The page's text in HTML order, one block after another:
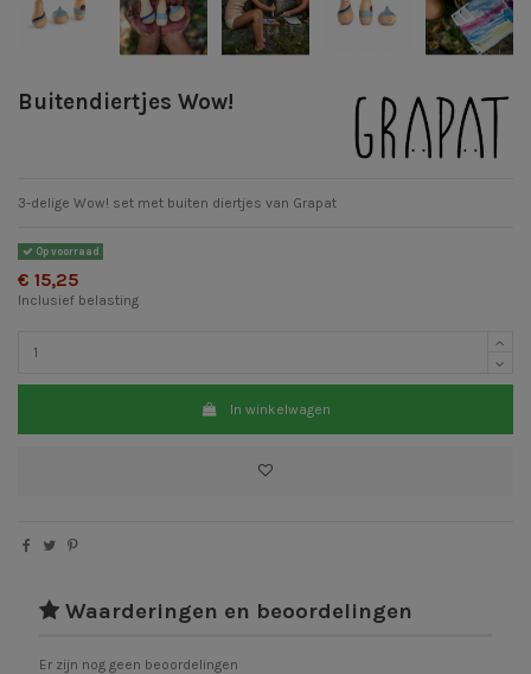
Buitendiertjes Wow!
3-delige Wow! set met buiten diertjes van Grapat
Op voorraad
€ 15,25
Inclusief belasting
In winkelwagen
Waarderingen en beoordelingen
Er zijn nog geen beoordelingen